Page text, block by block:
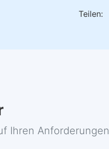
Teilen:
Ihren Anforderungen